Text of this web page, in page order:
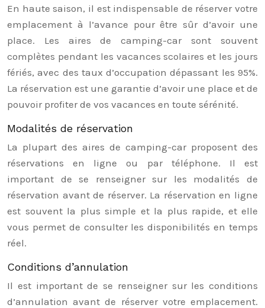
En haute saison, il est indispensable de réserver votre
emplacement à l’avance pour être sûr d’avoir une
place. Les aires de camping-car sont souvent
complètes pendant les vacances scolaires et les jours
fériés, avec des taux d’occupation dépassant les 95%.
La réservation est une garantie d’avoir une place et de
pouvoir profiter de vos vacances en toute sérénité.
Modalités de réservation
La plupart des aires de camping-car proposent des
réservations en ligne ou par téléphone. Il est
important de se renseigner sur les modalités de
réservation avant de réserver. La réservation en ligne
est souvent la plus simple et la plus rapide, et elle
vous permet de consulter les disponibilités en temps
réel.
Conditions d’annulation
Il est important de se renseigner sur les conditions
d’annulation avant de réserver votre emplacement.